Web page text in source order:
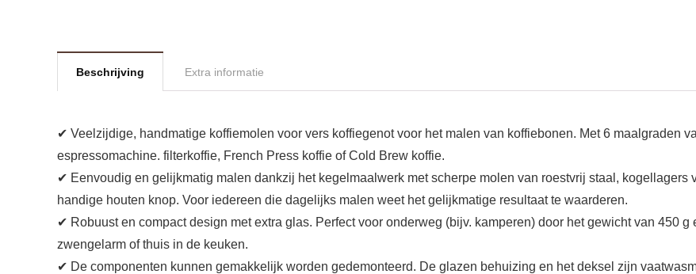
Beschrijving Extra informatie
✔ Veelzijdige, handmatige koffiemolen voor vers koffiegenot voor het malen van koffiebonen. Met 6 maalgraden
espressomachine. filterkoffie, French Press koffie of Cold Brew koffie.
✔ Eenvoudig en gelijkmatig malen dankzij het kegelmaalwerk met scherpe molen van roestvrij staal, kogellagers
handige houten knop. Voor iedereen die dagelijks malen weet het gelijkmatige resultaat te waarderen.
✔ Robuust en compact design met extra glas. Perfect voor onderweg (bijv. kamperen) door het gewicht van 450
zwengelarm of thuis in de keuken.
✔ De componenten kunnen gemakkelijk worden gedemonteerd. De glazen behuizing en het deksel zijn